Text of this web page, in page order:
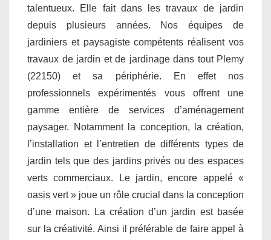
talentueux. Elle fait dans les travaux de jardin
depuis plusieurs années. Nos équipes de
jardiniers et paysagiste compétents réalisent vos
travaux de jardin et de jardinage dans tout Plemy
(22150) et sa périphérie. En effet nos
professionnels expérimentés vous offrent une
gamme entière de services d’aménagement
paysager. Notamment la conception, la création,
l’installation et l’entretien de différents types de
jardin tels que des jardins privés ou des espaces
verts commerciaux. Le jardin, encore appelé «
oasis vert » joue un rôle crucial dans la conception
d’une maison. La création d’un jardin est basée
sur la créativité. Ainsi il préférable de faire appel à